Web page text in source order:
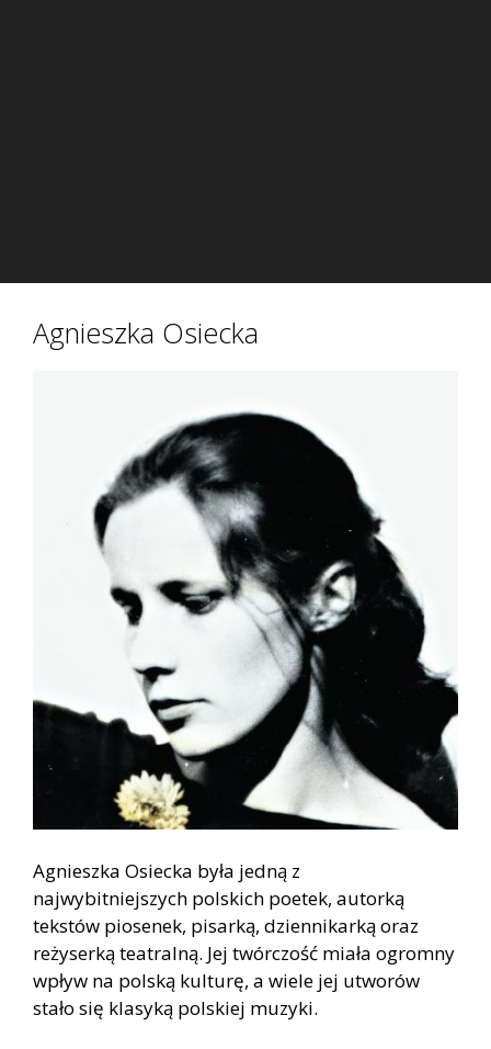
Agnieszka Osiecka
Agnieszka Osiecka była jedną z
najwybitniejszych polskich poetek, autorką
tekstów piosenek, pisarką, dziennikarką oraz
reżyserką teatralną. Jej twórczość miała ogromny
wpływ na polską kulturę, a wiele jej utworów
stało się klasyką polskiej muzyki.